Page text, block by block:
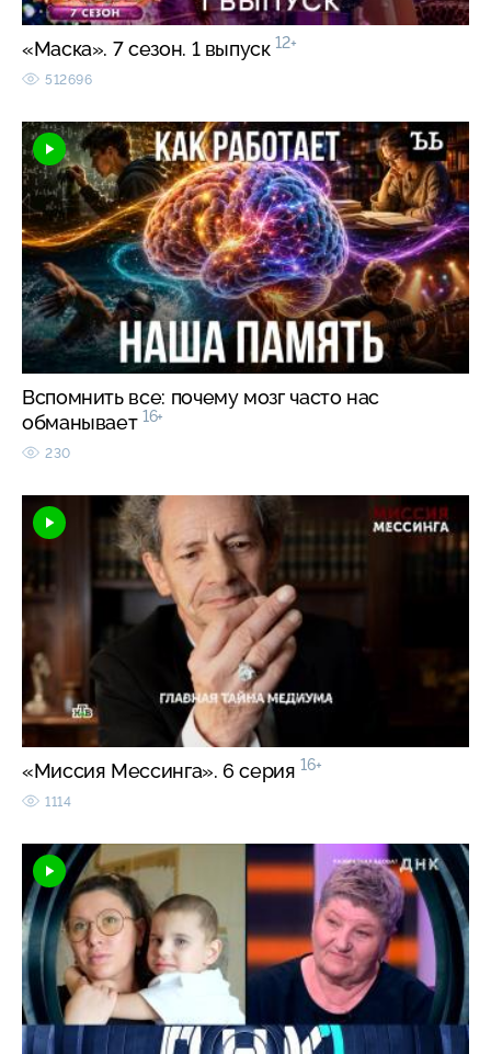
«Маска». 7 сезон. 1 выпуск 12+
512696
Вспомнить все: почему мозг часто нас
обманывает 16+
230
«Миссия Мессинга». 6 серия 16+
1114